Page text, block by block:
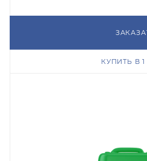
КУПИТЬ В